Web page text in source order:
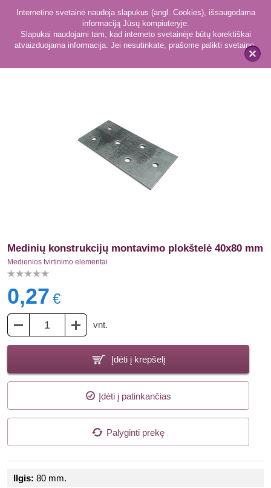
x
Internetinė svetainė naudoja slapukus (angl. Cookies), išsaugodama
informaciją Jūsų kompiuteryje.
Slapukai naudojami tam, kad interneto svetainėje būtų korektiškai
atvaizduojama informacija. Jei nesutinkate, prašome palikti svetainę.
Medienios tvirtinimo elementai 22
Medinių konstrukcijų montavimo plokštelė 40x80 mm
Medienios tvirtinimo elementai
0,27 €
vnt.
Įdėti į krepšelį
Įdėti į patinkančias
Palyginti prekę
Ilgis: 80 mm.